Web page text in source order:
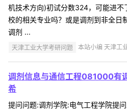
机技术方向)初试分数324，可能进不
校的相关专业吗？或是调剂到非全日
调剂 ...
天津工业大学考研问题 本站小编 天津工
调剂信息与通信工程081000有
希
提问问题:调剂学院:电气工程学院提